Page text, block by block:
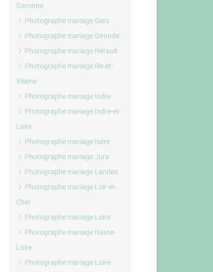
Garonne
Photographe mariage Gers
Photographe mariage Gironde
Photographe mariage Hérault
Photographe mariage Ille-et-
Vilaine
Photographe mariage Indre
Photographe mariage Indre-et-
Loire
Photographe mariage Isère
Photographe mariage Jura
Photographe mariage Landes
Photographe mariage Loir-et-
Cher
Photographe mariage Loire
Photographe mariage Haute-
Loire
Photographe mariage Loire-